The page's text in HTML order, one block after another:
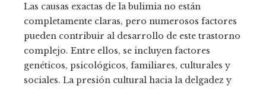
Las causas exactas de la bulimia no están
completamente claras, pero numerosos factores
pueden contribuir al desarrollo de este trastorno
complejo. Entre ellos, se incluyen factores
genéticos, psicológicos, familiares, culturales y
sociales. La presión cultural hacia la delgadez y